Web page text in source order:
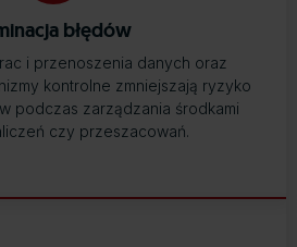
błędów
i przenoszenia danych oraz
kontrolne zmniejszają ryzyko
podczas zarządzania środkami
czy przeszacowań.